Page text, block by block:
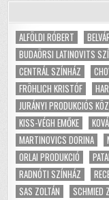
ALFÖLDI RÓBERT
BUDAÖRSI LATINOVITS
CENTRÁL SZÍNHÁZ
FRÖHLICH KRISTÓF
JURÁNYI PRODUKCIÓS
KISS-VÉGH EMŐKE
MARTINOVICS DORINA
ORLAI PRODUKCIÓ
RADNÓTI SZÍNHÁZ
SAS ZOLTÁN
SCHMIED